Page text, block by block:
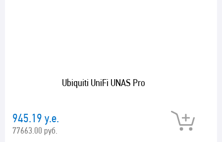
Ubiquiti UniFi UNAS Pro
945.19 у.е.
77663.00 руб.